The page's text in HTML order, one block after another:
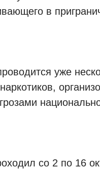
в
уже
со 2 по 16